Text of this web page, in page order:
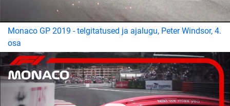
Monaco GP 2019 - telgitatused ja ajalugu, Peter Windsor, 4.
osa